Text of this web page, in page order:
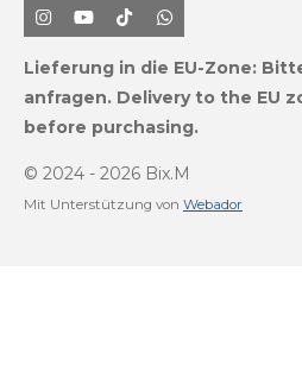
I
n
t
a
r
m
Y
o
T
u
e
T
i
k
T
o
W
h
t
s
p
Lieferung in die EU-Zone:
anfragen. Delivery to the EU
before purchasing.
© 2024 - 2026 Bix.M
Mit Unterstützung von Webador